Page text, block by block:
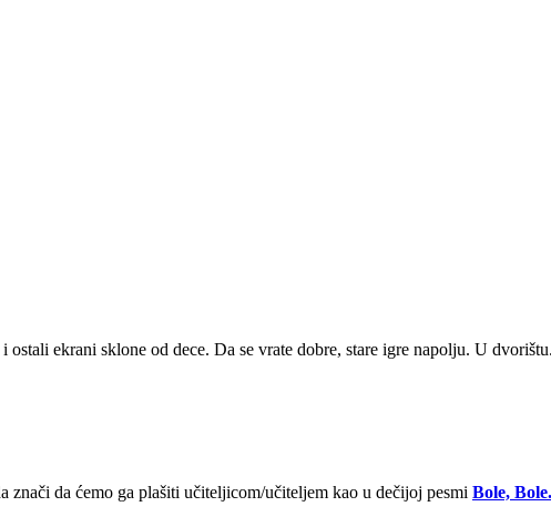
ostali ekrani sklone od dece. Da se vrate dobre, stare igre napolju. U
da ćemo ga plašiti učiteljicom/učiteljem kao u dečijoj pesmi Bole,